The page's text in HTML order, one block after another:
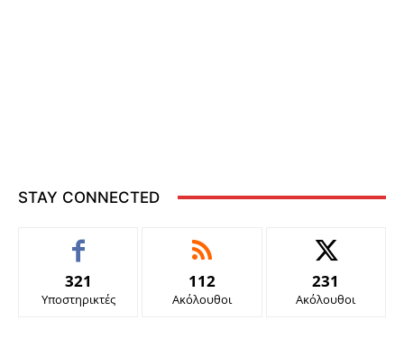
STAY CONNECTED
321
Υποστηρικτές
112
Ακόλουθοι
231
Ακόλουθοι